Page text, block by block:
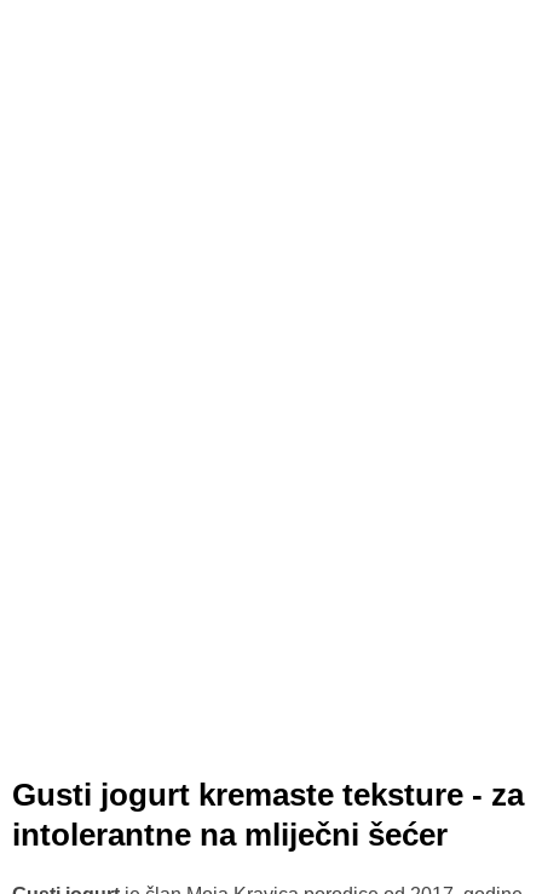
Gusti jogurt kremaste teksture - za
intolerantne na mliječni šećer